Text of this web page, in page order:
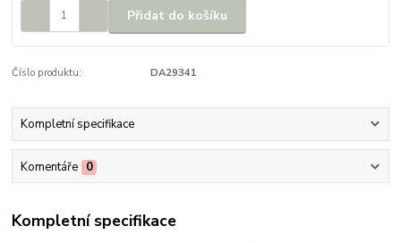
Přidat do košíku
Číslo produktu: DA29341
Kompletní specifikace
Komentáře 0
Kompletní specifikace